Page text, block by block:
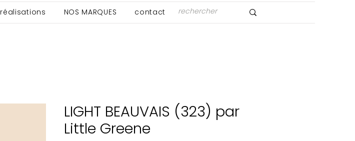
réalisations NOS MARQUES contact
LIGHT BEAUVAIS (323) par
Little Greene